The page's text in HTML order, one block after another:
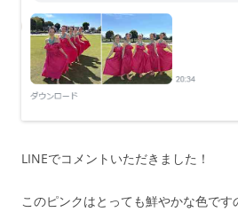
LINEでコメントいただきました！
このピンクはとっても鮮やかな色で